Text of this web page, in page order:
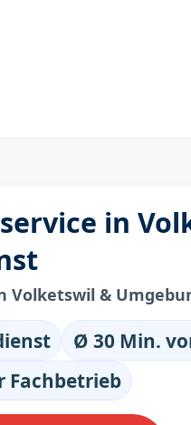
in
Volketswil &
Ø 30 Min.
Fachbetrieb